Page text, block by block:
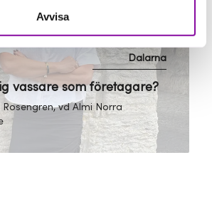
Avvisa
vassare som företagare?
Dalarna
Rosengren, vd Almi Norra